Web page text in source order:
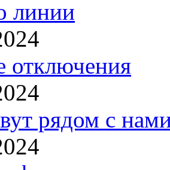
линии
отключения
рядом с